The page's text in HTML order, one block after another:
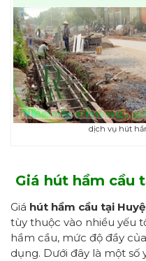
dịch vụ hút
Giá hút hầm cầu
Giá hút hầm cầu tại
tùy thuộc vào nhiều yếu
hầm cầu, mức độ đầy
dụng. Dưới đây là một